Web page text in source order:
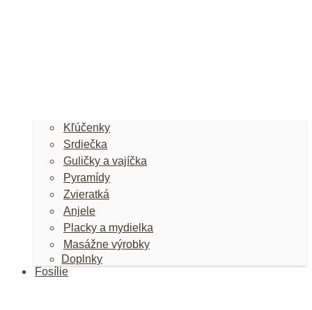
Kľúčenky
Srdiečka
Guličky a vajíčka
Pyramídy
Zvieratká
Anjele
Placky a mydielka
Masážne výrobky
Doplnky
Fosílie